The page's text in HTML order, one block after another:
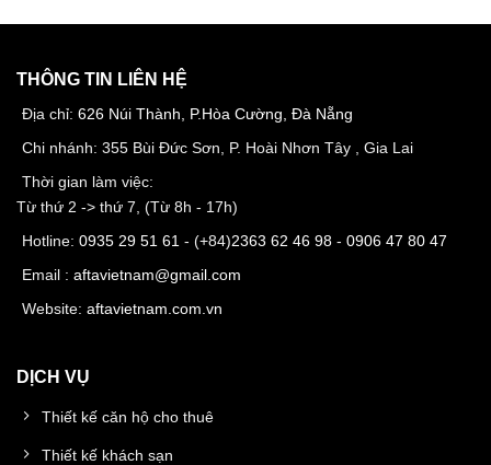
THÔNG TIN LIÊN HỆ
Địa chỉ: 626 Núi Thành, P.Hòa Cường, Đà Nẵng
Chi nhánh: 355 Bùi Đức Sơn, P. Hoài Nhơn Tây , Gia Lai
Thời gian làm việc:
Từ thứ 2 -> thứ 7, (Từ 8h - 17h)
Hotline: 0935 29 51 61 - (+84)2363 62 46 98 - 0906 47 80 47
Email : aftavietnam@gmail.com
Website: aftavietnam.com.vn
DỊCH VỤ
Thiết kế căn hộ cho thuê
Thiết kế khách sạn